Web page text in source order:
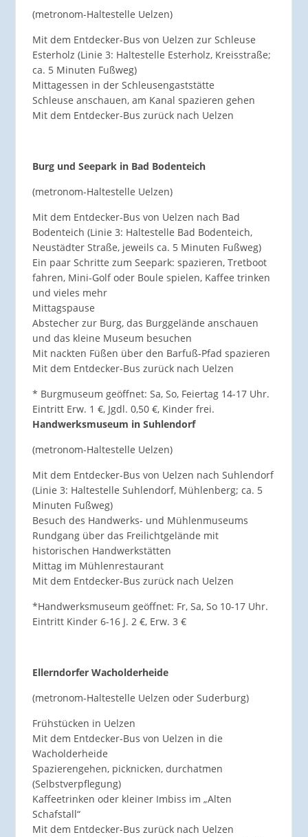
(metronom-Haltestelle Uelzen)
Mit dem Entdecker-Bus von Uelzen zur Schleuse
Esterholz (Linie 3: Haltestelle Esterholz, Kreisstraße;
ca. 5 Minuten Fußweg)
Mittagessen in der Schleusengaststätte
Schleuse anschauen, am Kanal spazieren gehen
Mit dem Entdecker-Bus zurück nach Uelzen
Burg und Seepark in Bad Bodenteich
(metronom-Haltestelle Uelzen)
Mit dem Entdecker-Bus von Uelzen nach Bad
Bodenteich (Linie 3: Haltestelle Bad Bodenteich,
Neustädter Straße, jeweils ca. 5 Minuten Fußweg)
Ein paar Schritte zum Seepark: spazieren, Tretboot
fahren, Mini-Golf oder Boule spielen, Kaffee trinken
und vieles mehr
Mittagspause
Abstecher zur Burg, das Burggelände anschauen
und das kleine Museum besuchen
Mit nackten Füßen über den Barfuß-Pfad spazieren
Mit dem Entdecker-Bus zurück nach Uelzen
* Burgmuseum geöffnet: Sa, So, Feiertag 14-17 Uhr.
Eintritt Erw. 1 €, Jgdl. 0,50 €, Kinder frei.
Handwerksmuseum in Suhlendorf
(metronom-Haltestelle Uelzen)
Mit dem Entdecker-Bus von Uelzen nach Suhlendorf
(Linie 3: Haltestelle Suhlendorf, Mühlenberg; ca. 5
Minuten Fußweg)
Besuch des Handwerks- und Mühlenmuseums
Rundgang über das Freilichtgelände mit
historischen Handwerkstätten
Mittag im Mühlenrestaurant
Mit dem Entdecker-Bus zurück nach Uelzen
*Handwerksmuseum geöffnet: Fr, Sa, So 10-17 Uhr.
Eintritt Kinder 6-16 J. 2 €, Erw. 3 €
Ellerndorfer Wacholderheide
(metronom-Haltestelle Uelzen oder Suderburg)
Frühstücken in Uelzen
Mit dem Entdecker-Bus von Uelzen in die
Wacholderheide
Spazierengehen, picknicken, durchatmen
(Selbstverpflegung)
Kaffeetrinken oder kleiner Imbiss im „Alten
Schafstall“
Mit dem Entdecker-Bus zurück nach Uelzen